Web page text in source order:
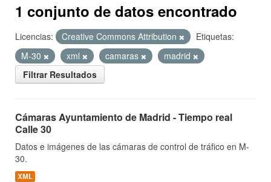
1 conjunto de datos encontrado
Licencias: Creative Commons Attribution
Etiquetas:
M-30
xml camaras
madrid
Filtrar Resultados
Cámaras Ayuntamiento de Madrid - Tiempo real
Calle 30
Datos e imágenes de las cámaras de control de tráfico en M-
30.
XML